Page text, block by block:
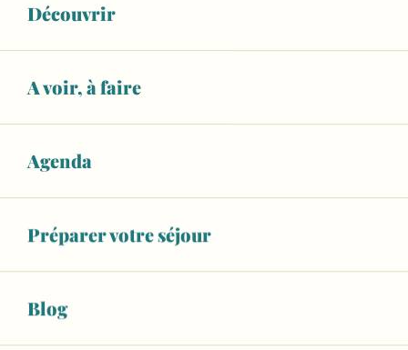
Découvrir
A voir, à faire
Agenda
Préparer votre séjour
Blog
Ouverture et coordonnées